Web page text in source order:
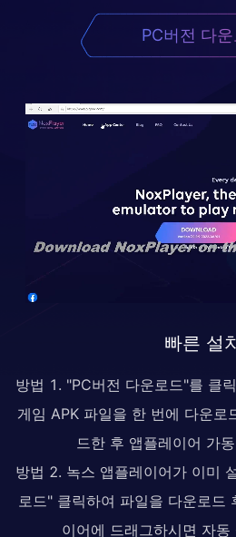
PC버전 다운
빠른 설
방법 1. "PC버전 다운로드"를 클
게임 APK 파일을 한 번에 다운로
드한 후 앱플레이어 가
방법 2. 녹스 앱플레이어가 이미
로드" 클릭하여 파일을 다운로드
이어에 드래그하시면 자동